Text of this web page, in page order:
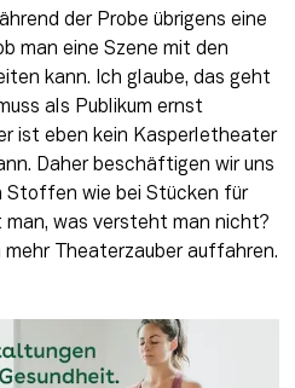
der Probe übrigens eine
man eine Szene mit den
kann. Ich glaube, das geht
als Publikum ernst
ist eben kein Kasperletheater
Daher beschäftigen wir uns
wie bei Stücken für
man, was versteht man nicht?
mehr Theaterzauber auffahren.